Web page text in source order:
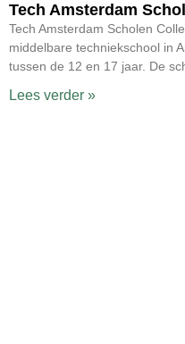
Tech Amsterdam
Tech Amsterdam Scholen
middelbare techniekschool in
tussen de 12 en 17 jaar. De
Lees verder »